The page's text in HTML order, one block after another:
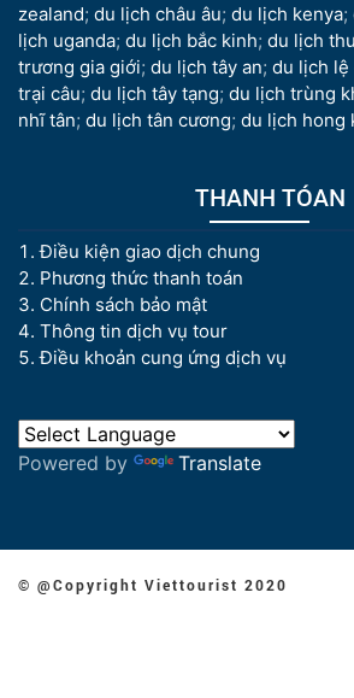
zealand; du lịch châu âu; du lịch kenya;
lịch uganda; du lịch bắc kinh; du lịch
trương gia giới; du lịch tây an; du lịch lệ
trại câu; du lịch tây tạng; du lịch trùng
nhĩ tân; du lịch tân cương; du lịch hong
THANH TÓAN
Điều kiện giao dịch chung
Phương thức thanh toán
Chính sách bảo mật
Thông tin dịch vụ tour
Điều khoản cung ứng dịch vụ
Powered by Translate
© @Copyright Viettourist 2020